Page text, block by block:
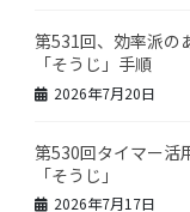
第531回、効率派の
「そうじ」手順
2026年7月20日
第530回タイマー活
「そうじ」
2026年7月17日